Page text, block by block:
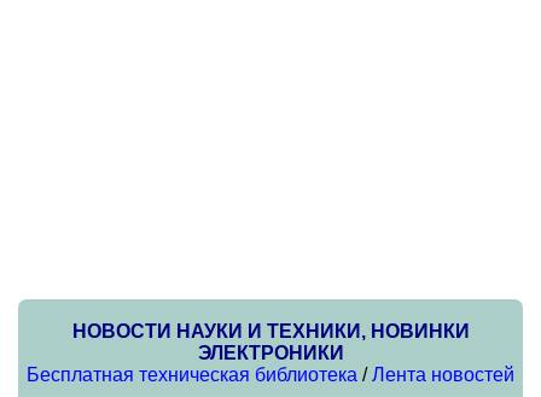
НОВОСТИ НАУКИ И ТЕХНИКИ, НОВИНКИ
ЭЛЕКТРОНИКИ
Бесплатная техническая библиотека /Лента новостей